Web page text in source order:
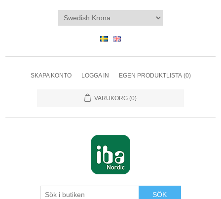
SKAPA KONTO LOGGA IN EGEN PRODUKTLISTA (0)
VARUKORG (0)
SÖK